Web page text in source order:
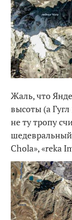
Жаль, что
высоты (а
не ту тропу
Chola», «reka